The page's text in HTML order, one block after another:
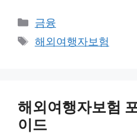
Categories
금융
Tags
해외여행자보험
해외여행자보험
이드